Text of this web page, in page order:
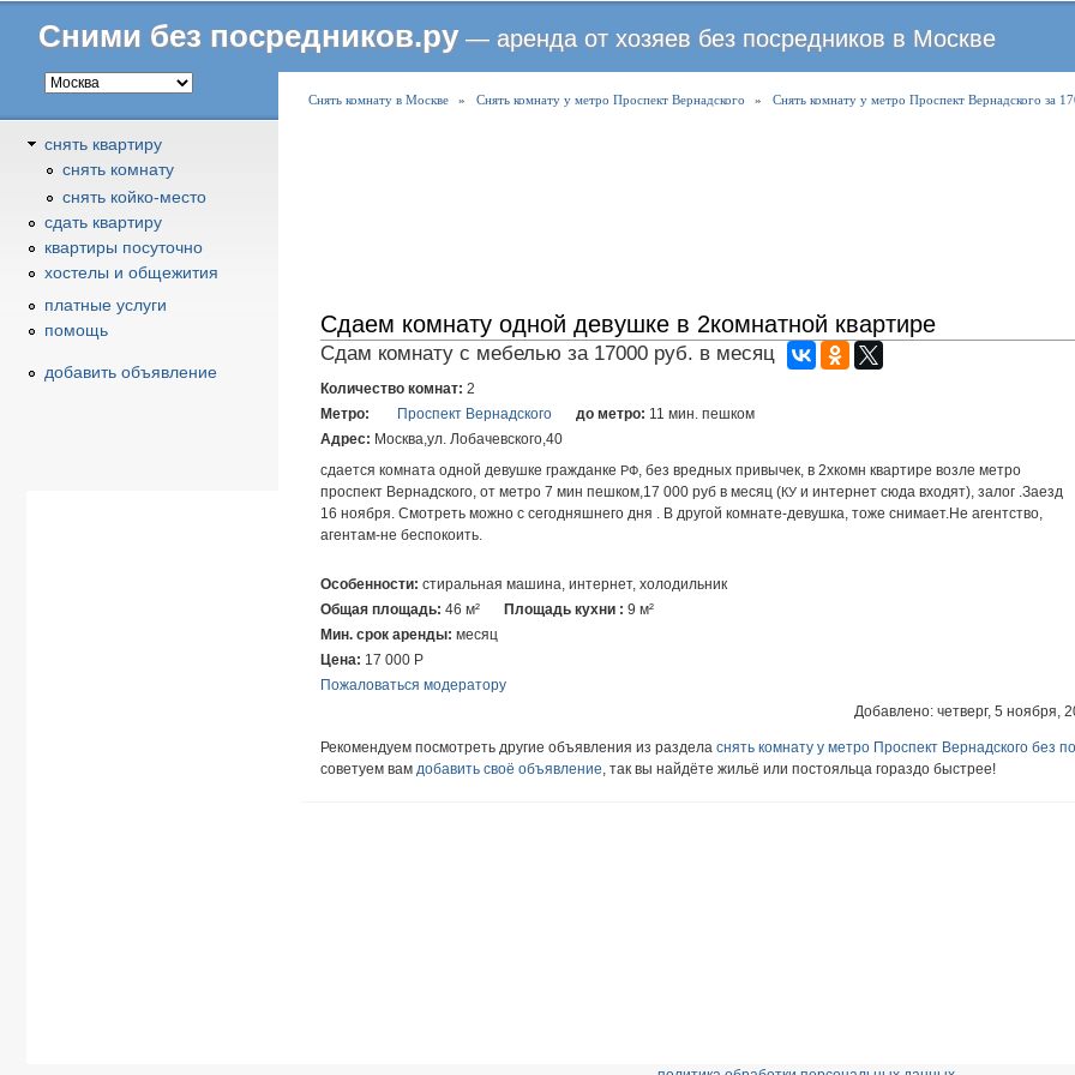
к
основному
содержанию
Сними без посредников.ру — аренда от хозяев без посредников в Москве
В
Снять комнату в Москве » Снять комнату у метро Проспект Вернадского » Снять комнату у метро Проспект Вернадского за
Сдаем комнату одной девушке в 2комнатной квартире
Сдам комнату с мебелью за 17000 руб. в месяц
Количество комнат: 2
Метро:
Проспект Вернадского до метро: 11 мин. пешком
Адрес: Москва,ул. Лобачевского,40
сдается комната одной девушке гражданке РФ , без вредных привычек, в 2хкомн квартире возле метро
проспект Вернадского, от метро 7 мин пешком,17 000 руб в месяц (КУ и интернет сюда входят), залог .Заезд
16 ноября. Смотреть можно с сегодняшнего дня . В другой комнате-девушка, тоже снимает.Не агентство,
агентам-не беспокоить.
Особенности: стиральная машина, интернет, холодильник
Общая площадь: 46 м² Площадь кухни : 9 м²
Мин. срок аренды: месяц
Цена: 17 000 Р
Пожаловаться модератору
Добавлено: четверг, 5 ноября,
Рекомендуем посмотреть другие объявления из раздела снять комнату у метро Проспект Вернадского без
советуем вам добавить своё объявление , так вы найдёте жильё или постояльца гораздо быстрее!
снять квартиру
снять комнату
снять койко-место
cдать квартиру
квартиры посуточно
хостелы и общежития
платные услуги
помощь
добавить объявление